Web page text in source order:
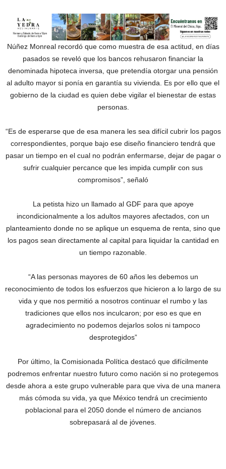
Núñez Monreal recordó que como muestra de esa actitud, en días
pasados se reveló que los bancos rehusaron financiar la
denominada hipoteca inversa, que pretendía otorgar una pensión
al adulto mayor si ponía en garantía su vivienda. Es por ello que el
gobierno de la ciudad es quien debe vigilar el bienestar de estas
personas.
“Es de esperarse que de esa manera les sea difícil cubrir los pagos
correspondientes, porque bajo ese diseño financiero tendrá que
pasar un tiempo en el cual no podrán enfermarse, dejar de pagar o
sufrir cualquier percance que les impida cumplir con sus
compromisos”, señaló
La petista hizo un llamado al GDF para que apoye
incondicionalmente a los adultos mayores afectados, con un
planteamiento donde no se aplique un esquema de renta, sino que
los pagos sean directamente al capital para liquidar la cantidad en
un tiempo razonable.
“A las personas mayores de 60 años les debemos un
reconocimiento de todos los esfuerzos que hicieron a lo largo de su
vida y que nos permitió a nosotros continuar el rumbo y las
tradiciones que ellos nos inculcaron; por eso es que en
agradecimiento no podemos dejarlos solos ni tampoco
desprotegidos”
Por último, la Comisionada Política destacó que difícilmente
podremos enfrentar nuestro futuro como nación si no protegemos
desde ahora a este grupo vulnerable para que viva de una manera
más cómoda su vida, ya que México tendrá un crecimiento
poblacional para el 2050 donde el número de ancianos
sobrepasará al de jóvenes.